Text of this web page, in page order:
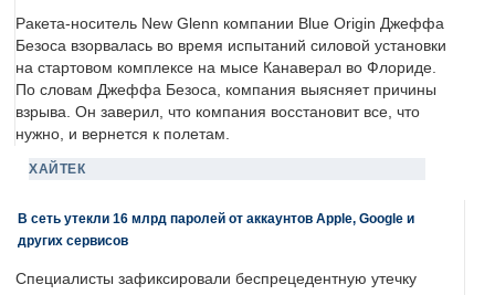
Ракета-носитель New Glenn компании Blue Origin Джеффа
Безоса взорвалась во время испытаний силовой установки
на стартовом комплексе на мысе Канаверал во Флориде.
По словам Джеффа Безоса, компания выясняет причины
взрыва. Он заверил, что компания восстановит все, что
нужно, и вернется к полетам.
ХАЙТЕК
В сеть утекли 16 млрд паролей от аккаунтов Apple, Google и
других сервисов
Специалисты зафиксировали беспрецедентную утечку